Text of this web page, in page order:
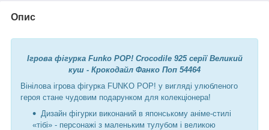
Опис
Ігрова фігурка Funko POP! Crocodile 925 cерії Великий
куш - Крокодайл Фанко Поп 54464
Вінілова ігрова фігурка FUNKO POP! у вигляді улюбленого
героя стане чудовим подарунком для колекціонера!
Дизайн фігурки виконаний в японському аніме-стилі
«тібі» - персонажі з маленьким тулубом і великою